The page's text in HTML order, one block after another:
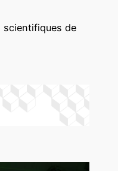
scientifiques de